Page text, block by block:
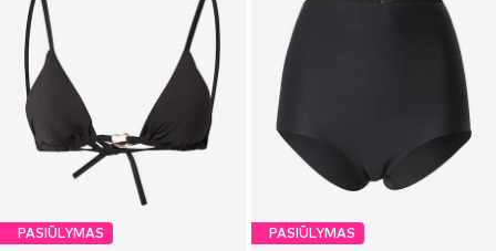
PASIŪLYMAS PASIŪLYMAS